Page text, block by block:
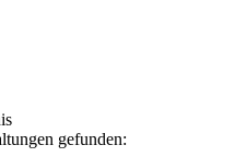
gefunden: